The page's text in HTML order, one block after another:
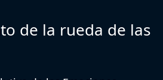
de la rueda de las